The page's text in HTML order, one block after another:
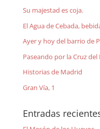
Su majestad es coja.
El Agua de Cebada,
Ayer y hoy del barrio de
Paseando por la Cruz del
Historias de Madrid
Gran Vía, 1
Entradas